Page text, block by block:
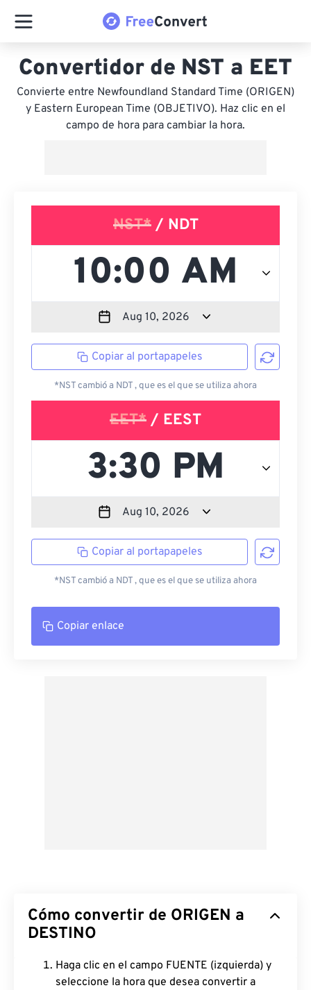
Convertidor de NST a EET
Convierte entre Newfoundland Standard Time (ORIGEN)
y Eastern European Time (OBJETIVO). Haz clic en el
campo de hora para cambiar la hora.
NST*/ NDT
Copiar al portapapeles
*NST cambió a NDT , que es el que se utiliza ahora
EET* / EEST
Copiar al portapapeles
*NST cambió a NDT , que es el que se utiliza ahora
Copiar enlace
Cómo convertir de ORIGEN a
DESTINO
Haga clic en el campo FUENTE (izquierda) y
seleccione la hora que desea convertir a